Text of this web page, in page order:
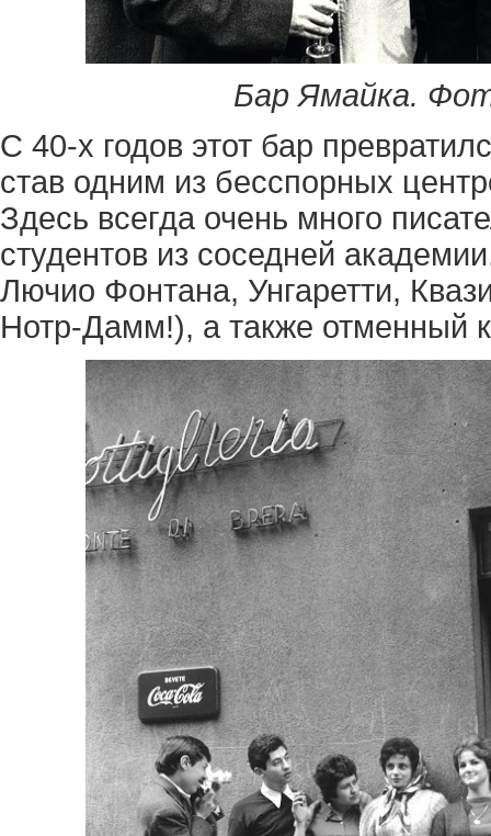
Бар Ямайка.
С 40-х годов этот бар
став одним из бесспорных
Здесь всегда очень много
студентов из соседней
Лючио Фонтана, Унгаретти,
Нотр-Дамм!), а также отменный